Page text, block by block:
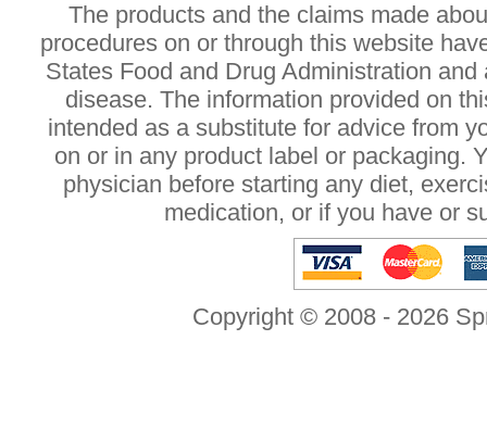
The products and the claims made
procedures on or through this website
States Food and Drug Administration
disease. The information provided on
intended as a substitute for advice from
on or in any product label or packaging.
physician before starting any diet,
medication, or if you have or
Copyright © 2008 - 2026